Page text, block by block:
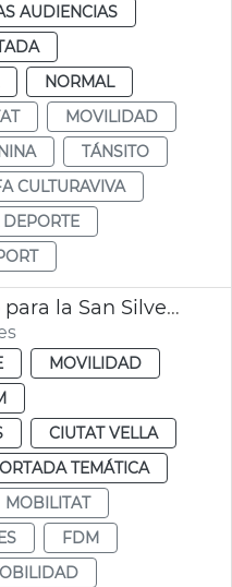
AUDIENCIAS
NORMAL
MOVILIDAD
TÁNSITO
CULTURAVIVA
Dispositivo de tráfico para la San Silvestre
MOVILIDAD
CIUTAT VELLA
TEMÁTICA
MOBILITAT
FDM